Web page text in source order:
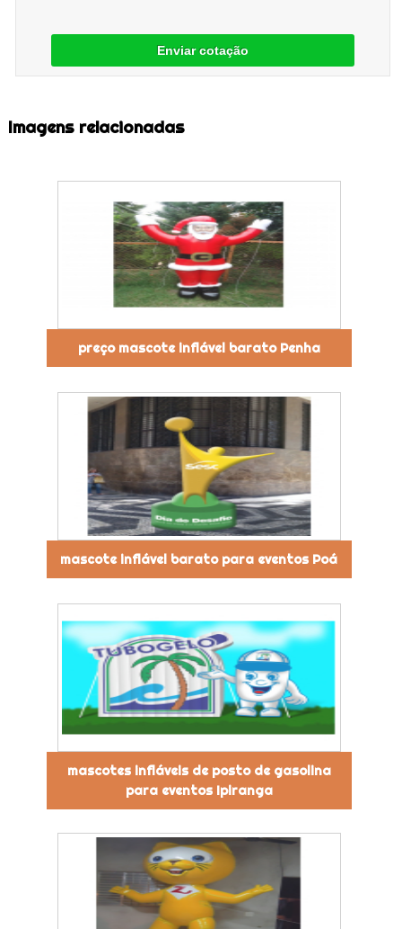
Enviar cotação
Imagens relacionadas
preço mascote inflável barato Penha
mascote inflável barato para eventos Poá
mascotes infláveis de posto de gasolina
para eventos Ipiranga